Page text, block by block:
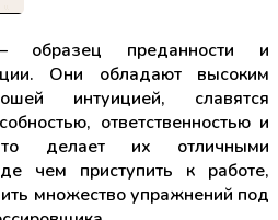
образец преданности и
Они обладают высоким
интуицией, славятся
ответственностью и
что делает их отличными
чем приступить к работе,
множество упражнений под